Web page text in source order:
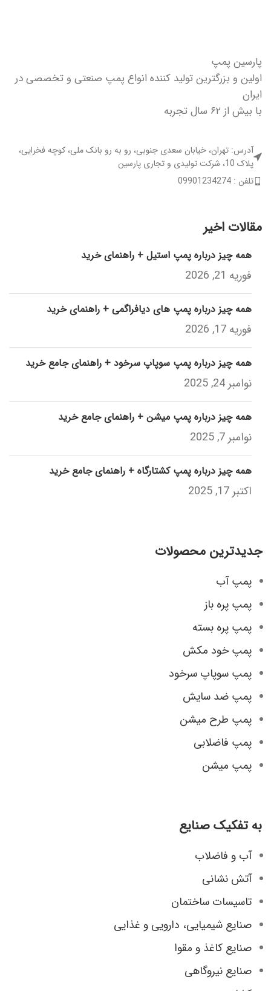
پارسین پمپ
اولین و بزرگترین تولید کننده انواع پمپ صنعتی و تخصصی در
ایران
با بیش از ۶۲ سال تجربه
آدرس: تهران، خیابان سعدی جنوبی، رو به رو بانک ملی، کوچه فخرایی،
پلاک 10، شرکت تولیدی و تجاری پارسین
تلفن : 09901234274
مقالات اخیر
همه چیز درباره پمپ استیل + راهنمای خرید
فوریه 21, 2026
همه چیز درباره پمپ های دیافراگمی + راهنمای خرید
فوریه 17, 2026
همه چیز درباره پمپ سوپاپ سرخود + راهنمای جامع خرید
نوامبر 24, 2025
همه چیز درباره پمپ میشن + راهنمای جامع خرید
نوامبر 7, 2025
همه چیز درباره پمپ کشتارگاه + راهنمای جامع خرید
اکتبر 17, 2025
جدیدترین محصولات
پمپ آب
پمپ پره باز
پمپ پره بسته
پمپ خود مکش
پمپ سوپاپ سرخود
پمپ ضد سایش
پمپ طرح میشن
پمپ فاضلابی
پمپ میشن
به تفکیک صنایع
آب و فاضلاب
آتش نشانی
تاسیسات ساختمان
صنایع شیمیایی، دارویی و غذایی
صنایع کاغذ و مقوا
صنایع نیروگاهی